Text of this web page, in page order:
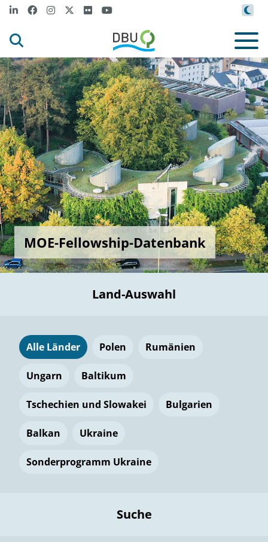
MOE-Fellowship-Datenbank
Land-Auswahl
Alle Länder Polen Rumänien
Ungarn Baltikum
Tschechien und Slowakei Bulgarien
Balkan Ukraine
Sonderprogramm Ukraine
Suche